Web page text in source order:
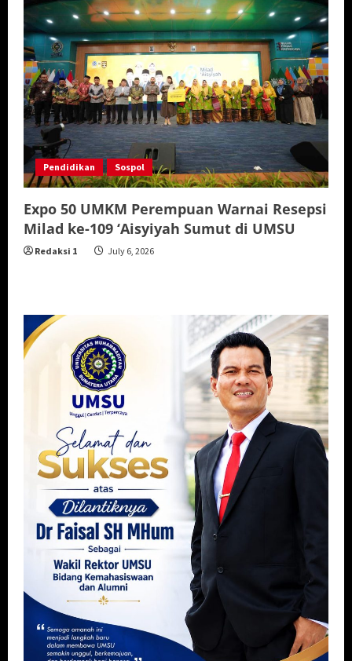
Pendidikan Sospol
Expo 50 UMKM Perempuan Warnai Resepsi
Milad ke-109 ‘Aisyiyah Sumut di UMSU
Redaksi 1 July 6, 2026